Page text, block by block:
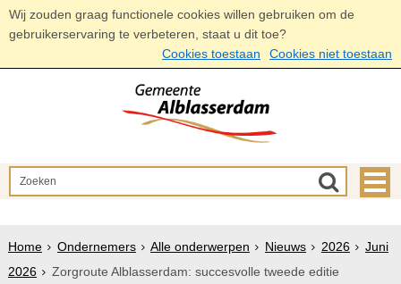
Wij zouden graag functionele cookies willen gebruiken om de
gebruikerservaring te verbeteren, staat u dit toe?
Cookies toestaan
Cookies niet toestaan
Home Ondernemers Alle onderwerpen Nieuws 2026
Juni
2026
Zorgroute Alblasserdam: succesvolle tweede editie